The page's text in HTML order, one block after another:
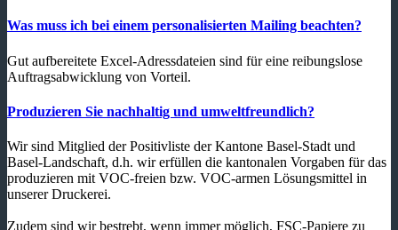
Was muss ich bei einem personalisierten Mailing beachten?
Gut aufbereitete Excel-Adressdateien sind für eine reibungslose
Auftragsabwicklung von Vorteil.
Produzieren Sie nachhaltig und umweltfreundlich?
Wir sind Mitglied der Positivliste der Kantone Basel-Stadt und
Basel-Landschaft, d.h. wir erfüllen die kantonalen Vorgaben für das
produzieren mit VOC-freien bzw. VOC-armen Lösungsmittel in
unserer Druckerei.
Zudem sind wir bestrebt, wenn immer möglich, FSC-Papiere zu